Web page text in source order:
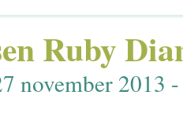
Ruby
november 2013